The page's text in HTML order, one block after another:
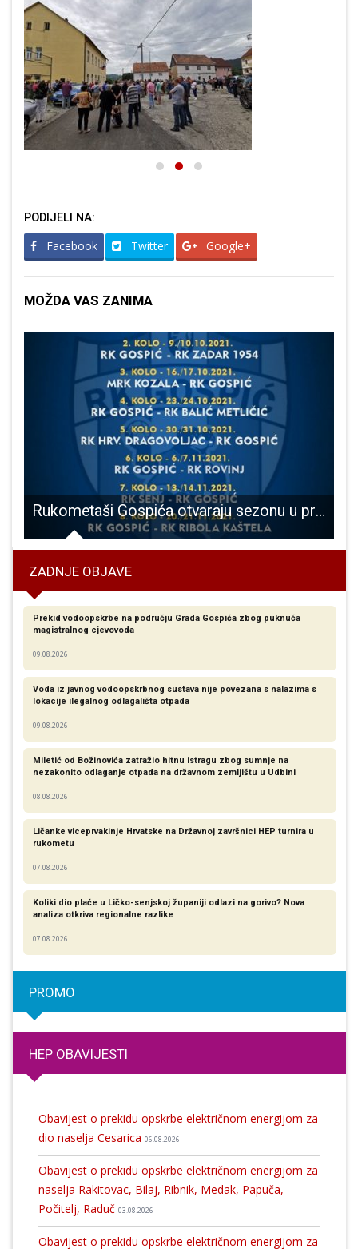
PODIJELI NA:
Facebook Twitter Google+
MOŽDA VAS ZANIMA
Rukometaši Gospića otvaraju sezonu u prvoj rukometnoj ligi
ZADNJE OBJAVE
Prekid vodoopskrbe na području Grada Gospića zbog puknuća
magistralnog cjevovoda
09.08.2026
Voda iz javnog vodoopskrbnog sustava nije povezana s nalazima s
lokacije ilegalnog odlagališta otpada
09.08.2026
Miletić od Božinovića zatražio hitnu istragu zbog sumnje na
nezakonito odlaganje otpada na državnom zemljištu u Udbini
08.08.2026
Ličanke viceprvakinje Hrvatske na Državnoj završnici HEP turnira u
rukometu
07.08.2026
Koliki dio plaće u Ličko-senjskoj županiji odlazi na gorivo? Nova
analiza otkriva regionalne razlike​
07.08.2026
PROMO
HEP OBAVIJESTI
Obavijest o prekidu opskrbe električnom energijom za
dio naselja Cesarica 06.08.2026
Obavijest o prekidu opskrbe električnom energijom za
naselja Rakitovac, Bilaj, Ribnik, Medak, Papuča,
Počitelj, Raduč 03.08.2026
Obavijest o prekidu opskrbe električnom energijom za